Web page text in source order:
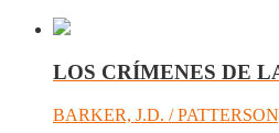
LOS CRÍMENES DE
BARKER, J.D. /